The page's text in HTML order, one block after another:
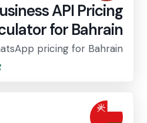
API Pricing
for Bahrain
pricing for Bahrain